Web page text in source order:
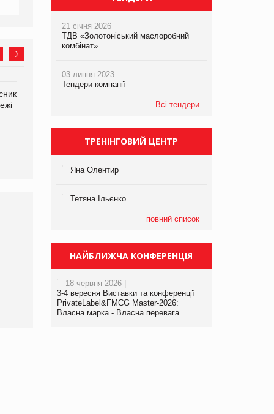
виробництва
компанії «УкраМарин»
21 січня 2026
ТДВ «Золотоніський маслоробний
комбінат»
03 липня 2023
Тендери компанії
Всі тендери
ТРЕНІНГОВИЙ ЦЕНТР
Яна Олентир
Тетяна Ільєнко
повний список
НАЙБЛИЖЧА КОНФЕРЕНЦІЯ
18 червня 2026 |
3-4 вересня Виставки та конференції
PrivateLabel&FMCG Master-2026:
Власна марка - Власна перевага